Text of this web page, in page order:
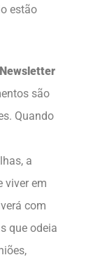
estão
Newsletter
são
Quando
a
viver em
com
que odeia